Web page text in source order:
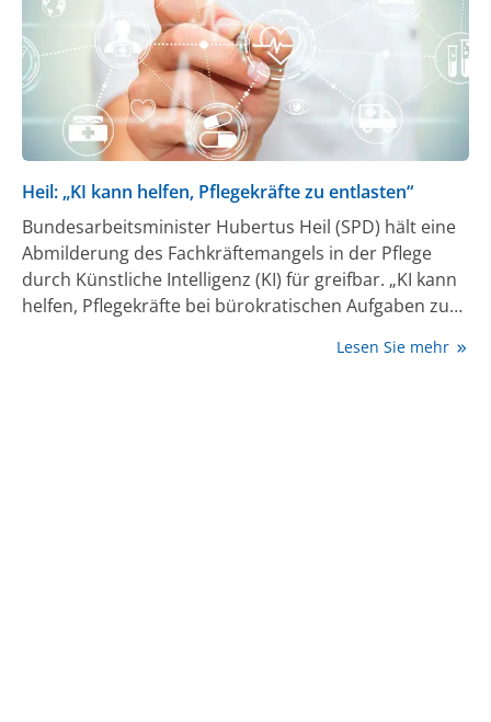
Heil: „KI kann helfen, Pflegekräfte zu entlasten“
Bundesarbeitsminister Hubertus Heil (SPD) hält eine
Abmilderung des Fachkräftemangels in der Pflege
durch Künstliche Intelligenz (KI) für greifbar. „KI kann
helfen, Pflegekräfte bei bürokratischen Aufgaben zu
sorgen neue Technologien auch dafür, dass die Arbeit
Lesen Sie mehr